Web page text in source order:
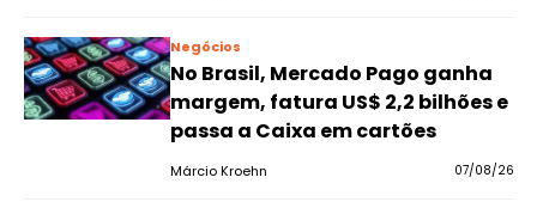
Negócios
No Brasil, Mercado Pago ganha
margem, fatura US$ 2,2 bilhões e
passa a Caixa em cartões
Márcio Kroehn 07/08/26